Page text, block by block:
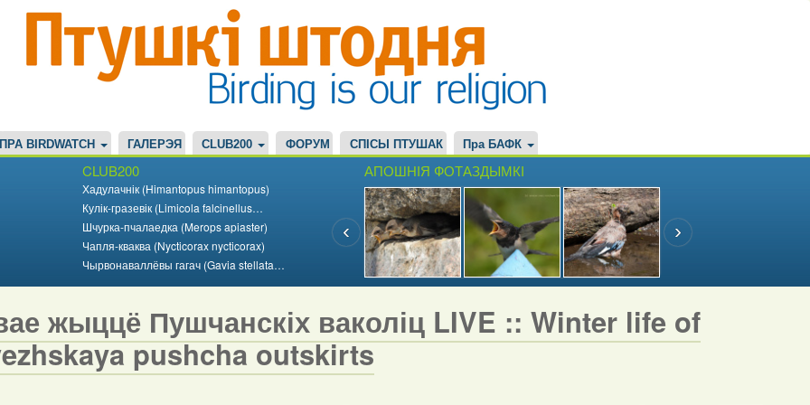
ПРА BIRDWATCH ГАЛЕРЭЯ CLUB200 ФОРУМ СПІСЫ ПТУШАК Пра БАФК
CLUB200
Хадулачнік (Himantopus himantopus)
Кулік-гразевік (Limicola falcinellus…
Шчурка-пчалаедка (Merops apiaster)
Чапля-кваква (Nycticorax nycticorax)
Чырвонаваллёвы гагач (Gavia stellata…
АПОШНІЯ ФОТАЗДЫМКІ
жыццё Пушчанскіх ваколіц LIVE :: Winter life of
pushcha outskirts